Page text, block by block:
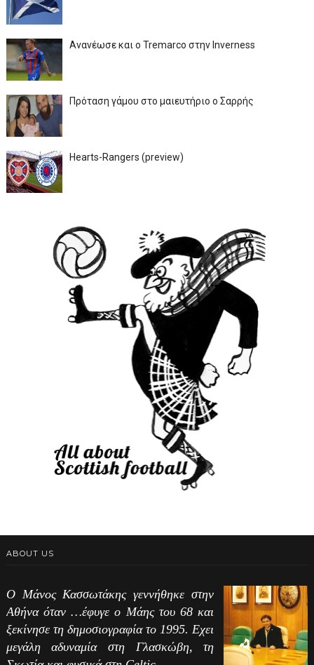
Ανανέωσε και ο Tremarco στην Inverness
Πρόταση γάμου στο μαιευτήριο ο Σαρρής
Hearts-Rangers (preview)
ABOUT US
Ο Μάνος Κασσωτάκης γεννήθηκε στην
Αθήνα όταν …έφυγε ο Μάης του 68 και
ξεκίνησε τη δημοσιογραφία το 1995. Εχει
μεγάλη αδυναμία στη Γλασκώβη, τη